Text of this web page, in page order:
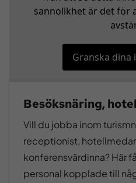
sannolikhet är det för
Granska
Besöksnäring,
Vill du jobba inom
receptionist,
konferensvärdinna? Här
personal kopplade till